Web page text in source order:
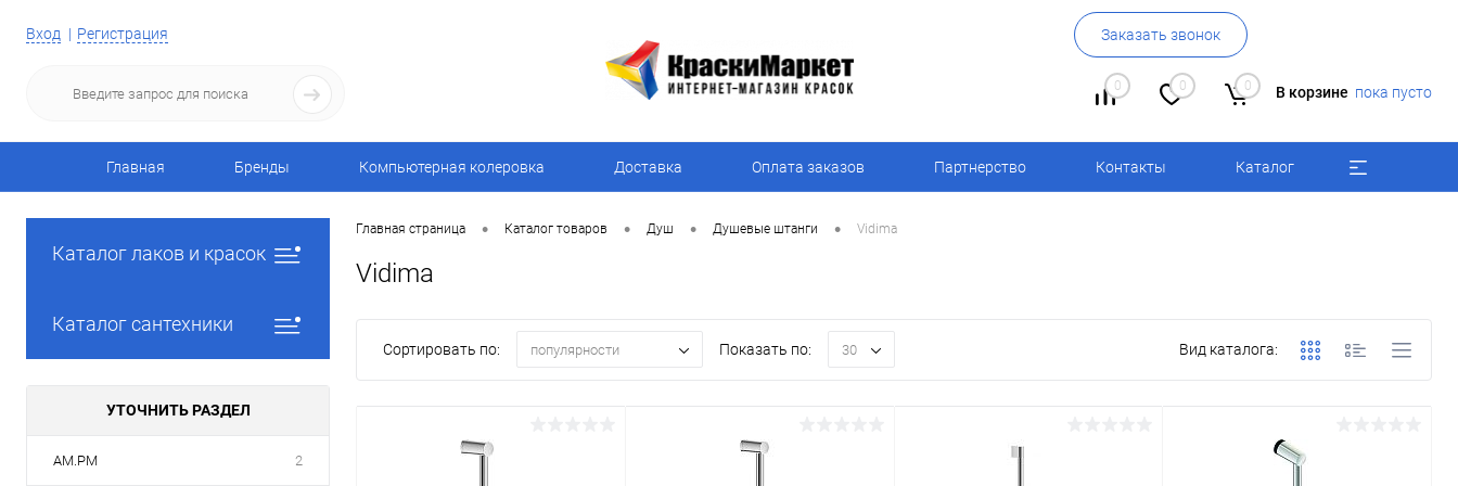
Вход Регистрация Заказать звонок
0 0 0 В корзине пока пусто
Главная Бренды Компьютерная колеровка Доставка Оплата заказов Партнерство Контакты Каталог
Каталог лаков и красок
Каталог сантехники
УТОЧНИТЬ РАЗДЕЛ
AM.PM 2
Главная страница • Каталог товаров • Душ • Душевые штанги • Vidima
Vidima
Сортировать по: популярности Показать по: 30 Вид каталога: